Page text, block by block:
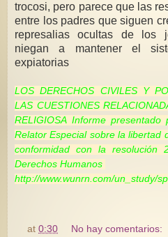
trocosi, pero parece que las
entre los padres que siguen
represalias ocultas de los
niegan a mantener el
expiatorias
LOS DERECHOS CIVILES Y
LAS CUESTIONES
RELIGIOSA Informe
Relator Especial sobre la libertad
conformidad con la resolución
Derechos Humanos
http://www.wunrn.com/un_study/
at0:30 No hay comentarios: